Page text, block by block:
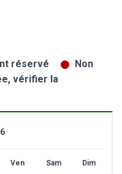
réservé
Non
vérifier la
Ven Sam Dim